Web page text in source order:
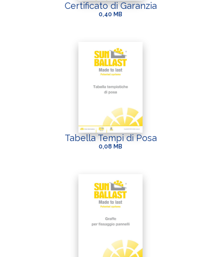
Certificato di Garanzia
0,40 MB
Tabella Tempi di Posa
0,08 MB
Privacy Policy*